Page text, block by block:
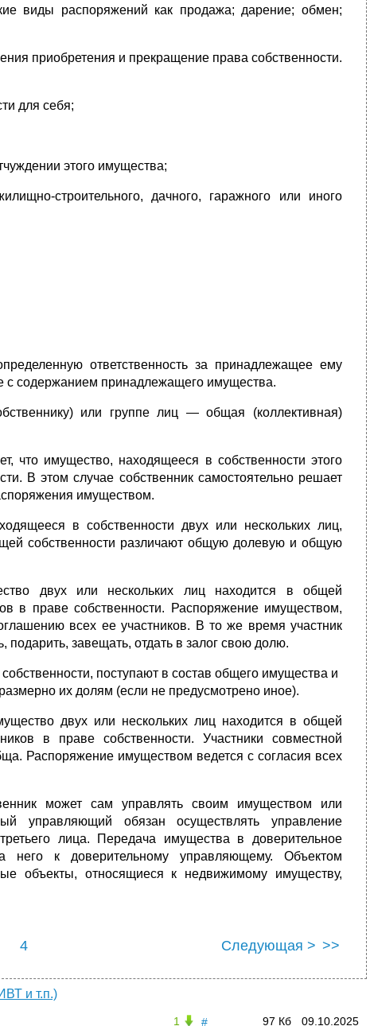
виды распоряжений как продажа; дарение; обмен;
приобретения и прекращение права собственности.
для себя;
этого имущества;
строительного, дачного, гаражного или иного
ответственность за принадлежащее ему
с содержанием принадлежащего имущества.
или группе лиц — общая (коллективная)
что имущество, находящееся в собственности этого
В этом случае собственник самостоятельно решает
имуществом.
в собственности двух или нескольких лиц,
собственности различают общую долевую и общую
двух или нескольких лиц находится в общей
в праве собственности. Распоряжение имуществом,
всех ее участников. В то же время участник
завещать, отдать в залог свою долю.
поступают в состав общего имущества и
их долям (если не предусмотрено иное).
двух или нескольких лиц находится в общей
в праве собственности. Участники совместной
Распоряжение имуществом ведется с согласия всех
может сам управлять своим имуществом или
управляющий обязан осуществлять управление
лица. Передача имущества в доверительное
него к доверительному управляющему. Объектом
объекты, относящиеся к недвижимому имуществу,
4 Следующая > >>
и т.п.)
# 09.10.2025
97 Кб
1